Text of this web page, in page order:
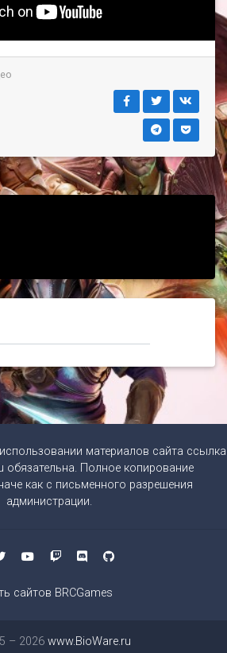
материалов сайта ссылка
обязательна. Полное копирование
как с письменного разрешения
администрации.
сайтов BRCGames
– 2026 www.BioWare.ru